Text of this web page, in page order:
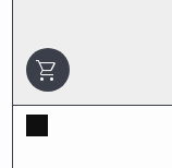
shopping_cart